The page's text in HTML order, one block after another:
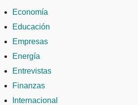
Economía
Educación
Empresas
Energía
Entrevistas
Finanzas
Internacional